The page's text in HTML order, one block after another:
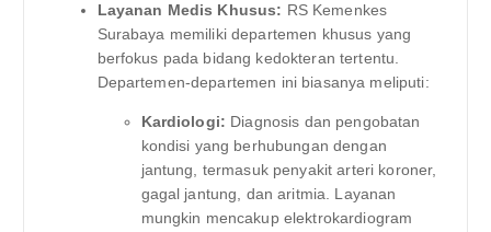
Layanan Medis Khusus: RS Kemenkes
Surabaya memiliki departemen khusus yang
berfokus pada bidang kedokteran tertentu.
Departemen-departemen ini biasanya meliputi:
Kardiologi: Diagnosis dan pengobatan
kondisi yang berhubungan dengan
jantung, termasuk penyakit arteri koroner,
gagal jantung, dan aritmia. Layanan
mungkin mencakup elektrokardiogram